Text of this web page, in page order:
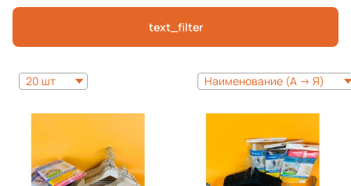
text_filter
20 шт Наименование (А -> Я)